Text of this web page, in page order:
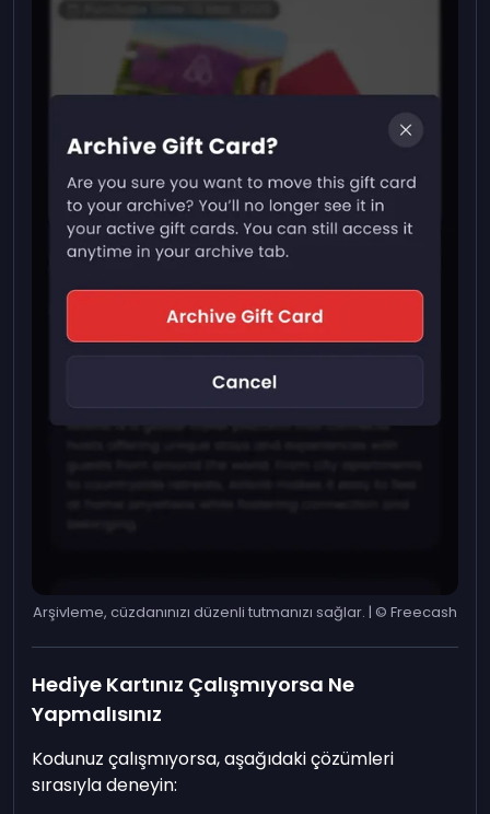
Arşivleme, cüzdanınızı düzenli tutmanızı sağlar. | © Freecash
Hediye Kartınız Çalışmıyorsa Ne
Yapmalısınız
Kodunuz çalışmıyorsa, aşağıdaki çözümleri
sırasıyla deneyin: